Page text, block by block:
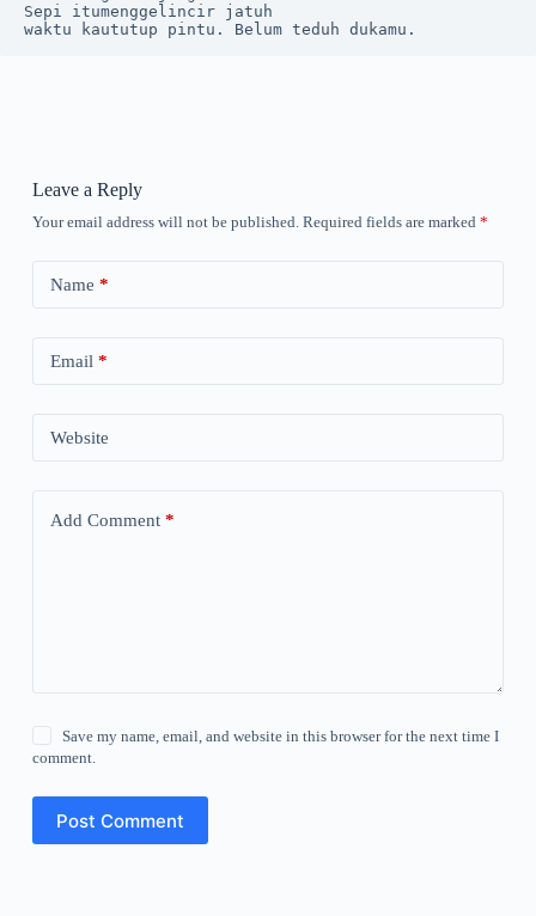
Sepi itumenggelincir jatuh
waktu kaututup pintu. Belum teduh dukamu.
Leave a Reply
Your email address will not be published. Required fields are marked *
Name *
Email *
Website
Add Comment*
Save my name, email, and website in this browser for the next time I
comment.
Post Comment